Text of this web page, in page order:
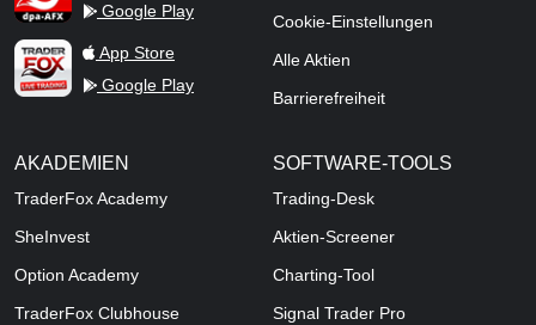
Google Play
TraderFox Live Trading
App Store
Google Play
Cookie-Einstellungen
Alle Aktien
Barrierefreiheit
AKADEMIEN
TraderFox Academy
SheInvest
Option Academy
TraderFox Clubhouse
SOFTWARE-TOOLS
Trading-Desk
Aktien-Screener
Charting-Tool
Signal Trader Pro